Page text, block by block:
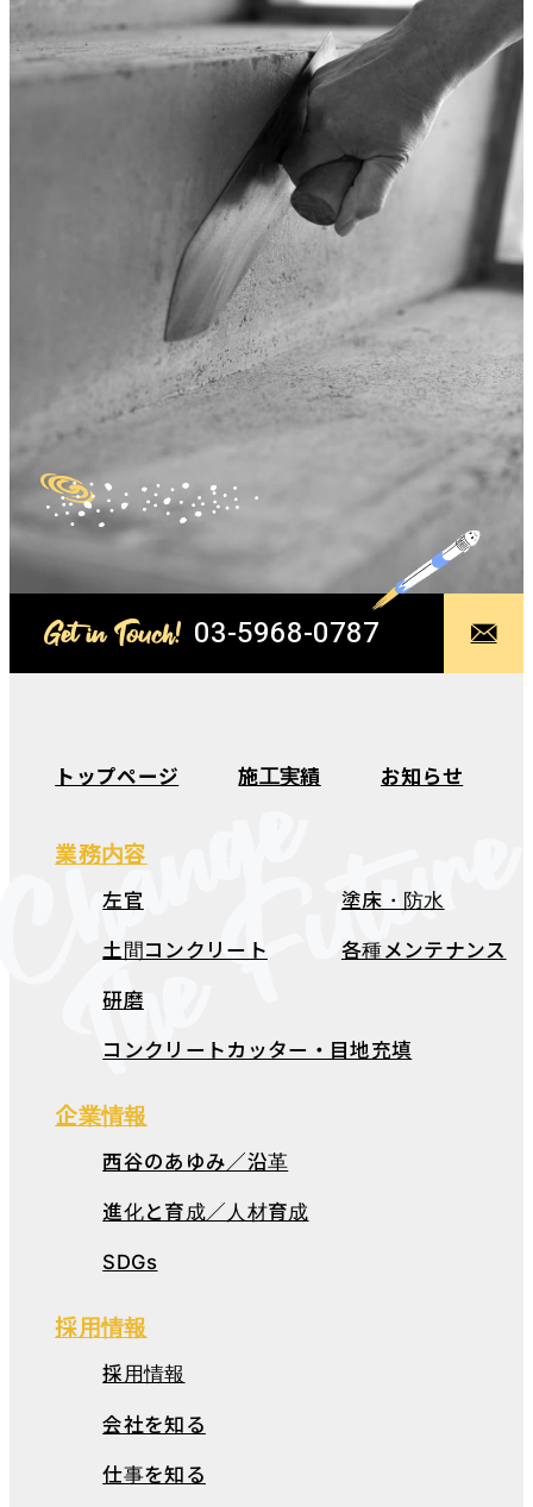
Get in Touch! 03-5968-0787
The
トップページ 施工実績 お知らせ
業務内容
左官
土間コンクリート
研磨
コンクリートカッター・目地充填
塗床・防水
各種メンテナンス
企業情報
西谷のあゆみ／沿革
進化と育成／人材育成
SDGs
採用情報
採用情報
会社を知る
仕事を知る